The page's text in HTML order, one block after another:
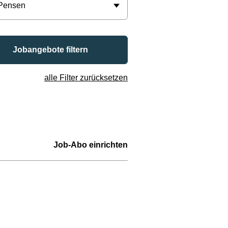
Jobangebote filtern
alle Filter zurücksetzen
Job-Abo einrichten